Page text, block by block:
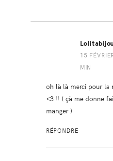
Lolitabijou
15
MIN
oh là là merci pour la
<3 !! ( çà me donne
manger )
RÉPONDRE